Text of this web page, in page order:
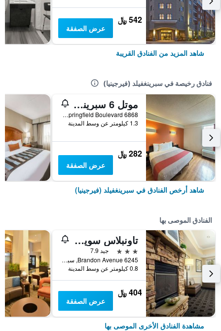
542 ﷼
عرض الصفقة
شاهد المزيد من الفنادق القريبة
فنادق رخيصة في سبرينغفيلد (فيرجينيا)
موتل 6 سبرينجفيلد، افيفجاينيا- واشنطن دسساوث ويست
6868 Springfield Boulevard, سبرينغفيلد (فيرجينيا), VA, الولايات المتحدة الأميريكية
1.3 كيلومتر عن وسط المدينة
282 ﷼
عرض الصفقة
شاهد أرخص الفنادق في سبرينغفيلد (فيرجينيا)
الفنادق الموصى بها
تاونبلاس سويتس باي ماريوت سبرينجفيلد
3 نجوم
جيد 7.9
6245 Brandon Avenue, سبرينغفيلد (فيرجينيا), VA, الولايات المتحدة الأميريكية
0.8 كيلومتر عن وسط المدينة
404 ﷼
عرض الصفقة
مشاهدة الفنادق الأخرى الموصى بها